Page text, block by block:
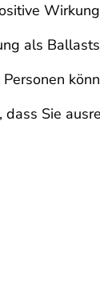
als
dass Sie